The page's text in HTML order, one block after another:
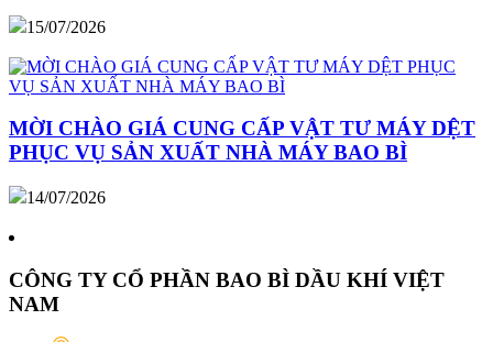
15/07/2026
MỜI CHÀO GIÁ CUNG CẤP VẬT TƯ MÁY DỆT
PHỤC VỤ SẢN XUẤT NHÀ MÁY BAO BÌ
14/07/2026
CÔNG TY CỔ PHẦN BAO BÌ DẦU KHÍ VIỆT
NAM